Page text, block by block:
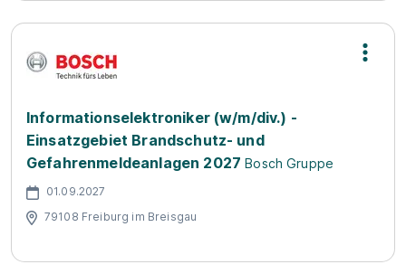
Informationselektroniker (w/m/div.) -
Einsatzgebiet Brandschutz- und
Gefahrenmeldeanlagen 2027 Bosch Gruppe
01.09.2027
79108 Freiburg im Breisgau